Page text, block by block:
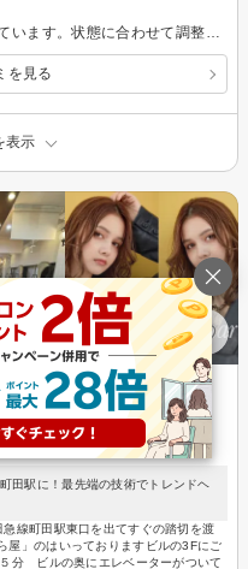
いつもイメージ通りに仕上げていただいています。状態に合わせて調整いただけるので、安心して任せられます。
を見る
表示
田駅に！最先端の技術でトレンドヘ
線町田駅東口を出てすぐの踏切を渡
屋」のはいっておりますビルの3Fにご
分 ビルの奥にエレベーターがついて